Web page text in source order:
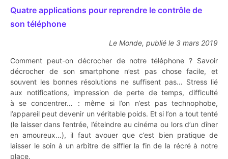
Quatre applications pour reprendre le contrôle de
son téléphone
Le Monde, publié le 3 mars 2019
Comment peut-on décrocher de notre téléphone ? Savoir
décrocher de son smartphone n’est pas chose facile, et
souvent les bonnes résolutions ne suffisent pas… Stress lié
aux notifications, impression de perte de temps, difficulté
à se concentrer… : même si l’on n’est pas technophobe,
l’appareil peut devenir un véritable poids. Et si l’on a tout tenté
(le laisser dans l’entrée, l’éteindre au cinéma ou lors d’un dîner
en amoureux…), il faut avouer que c’est bien pratique de
laisser le soin à un arbitre de siffler la fin de la récré à notre
place.